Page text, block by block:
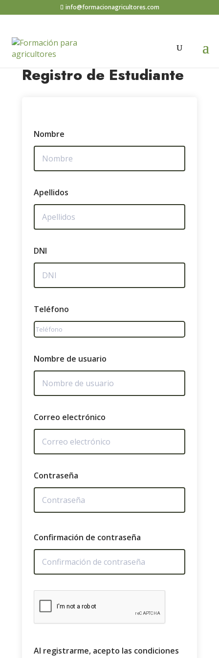
info@formacionagricultores.com
Registro de Estudiante
Nombre
Apellidos
DNI
Teléfono
Nombre de usuario
Correo electrónico
Contraseña
Confirmación de contraseña
Al registrarme, acepto las condiciones